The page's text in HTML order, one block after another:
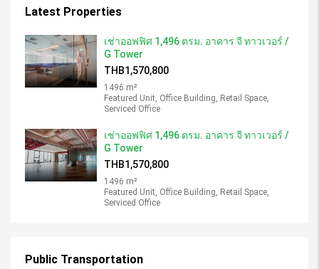
Latest Properties
เช่าออฟฟิศ 1,496 ตรม. อาคาร จี ทาวเวอร์ /
G Tower
THB1,570,800
1496 m²
Featured Unit, Office Building, Retail Space,
Serviced Office
เช่าออฟฟิศ 1,496 ตรม. อาคาร จี ทาวเวอร์ /
G Tower
THB1,570,800
1496 m²
Featured Unit, Office Building, Retail Space,
Serviced Office
Public Transportation